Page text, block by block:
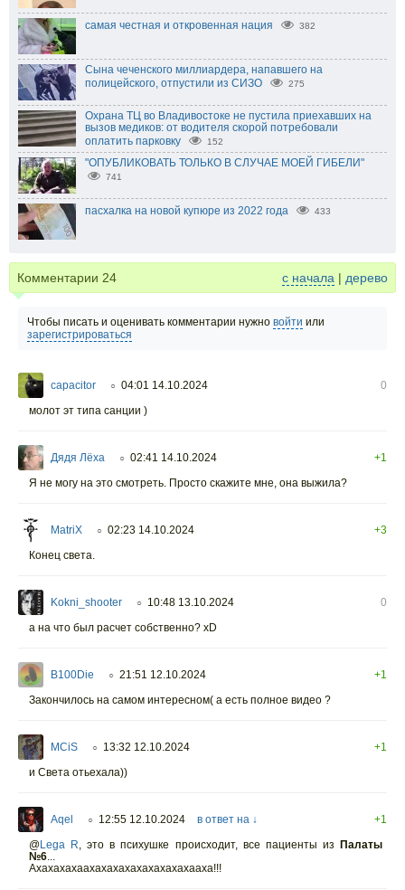
самая честная и откровенная нация 382
Сына чеченского миллиардера, напавшего на
полицейского, отпустили из СИЗО
275
Охрана ТЦ во Владивостоке не пустила приехавших на
вызов медиков: от водителя скорой потребовали
оплатить парковку
152
"ОПУБЛИКОВАТЬ ТОЛЬКО В СЛУЧАЕ МОЕЙ ГИБЕЛИ"
741
пасхалка на новой купюре из 2022 года 433
Комментарии 24 с начала | дерево
Чтобы писать и оценивать комментарии нужно войти или
зарегистрироваться
capacitor ○ 04:01 14.10.2024
0
молот эт типа санции )
Дядя Лёха ○ 02:41 14.10.2024
+1
Я не могу на это смотреть. Просто скажите мне, она выжила?
MatriX ○ 02:23 14.10.2024
+3
Конец света.
Kokni_shooter ○ 10:48 13.10.2024
0
а на что был расчет собственно? xD
B100Die ○ 21:51 12.10.2024
+1
Закончилось на самом интересном( а есть полное видео ?
MCiS ○ 13:32 12.10.2024
+1
и Света отьехала))
Aqel ○ 12:55 12.10.2024 в ответ на ↓
+1
@Lega R это в психушке происходит, все пациенты изПалаты
№6
Ахахахахаахахахахахахахахахааха!!!